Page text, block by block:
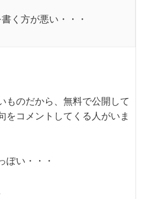
く方が悪い・・・
ものだから、無料で公開して
をコメントしてくる人がいま
ぽい・・・